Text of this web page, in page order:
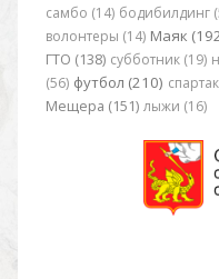
самбо (14) бодибилдинг
волонтеры (14) Маяк
ГТО (138) субботник (19)
(56) футбол (210)
Мещера (151) лыжи (16)